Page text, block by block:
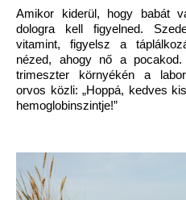
Amikor kiderül, hogy babát
dologra kell figyelned.
vitamint, figyelsz a
nézed, ahogy nő a
trimeszter környékén a
orvos közli: „Hoppá, kedves
hemoglobinszintje!”